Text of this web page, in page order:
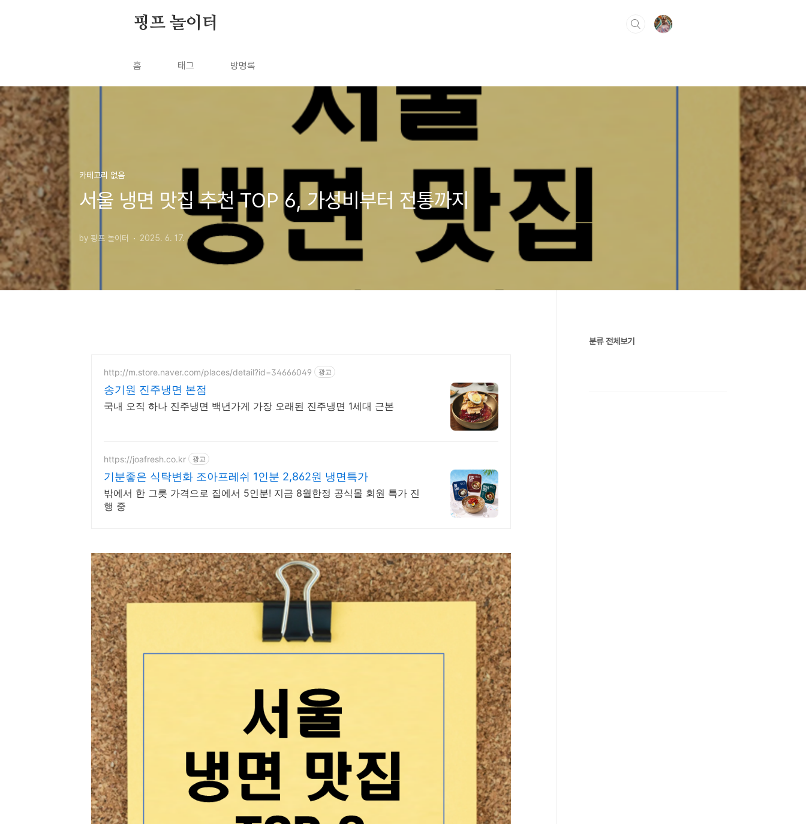
핑프 놀이터
홈 태그 방명록
카테고리 없음
서울 냉면 맛집 추천 TOP 6, 가성비부터 전통까지
by 핑프 놀이터 2025. 6. 17.
http://m.store.naver.com/places/detail?id=34666049 광고
송기원 진주냉면 본점
국내 오직 하나 진주냉면 백년가게 가장 오래된 진주냉면 1세대 근본
https://joafresh.co.kr 광고
기분좋은 식탁변화 조아프레쉬 1인분 2,862원 냉면특가
밖에서 한 그릇 가격으로 집에서 5인분! 지금 8월한정 공식몰 회원 특가 진
행 중
분류 전체보기